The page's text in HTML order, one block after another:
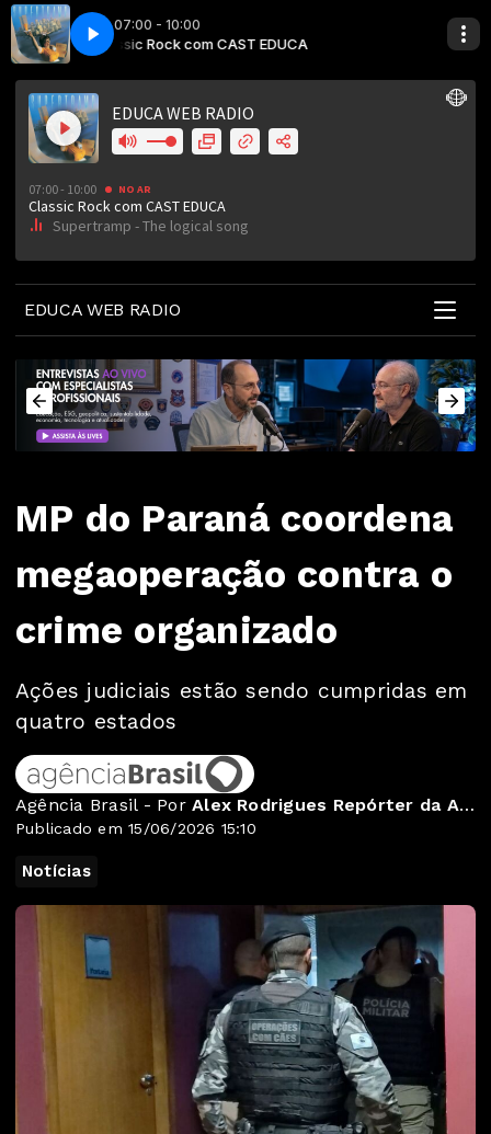
07:00 - 10:00
Classic Rock com CAST EDUCA
Supertramp - The logical song
EDUCA WEB RADIO
MP do Paraná coordena
megaoperação contra o
crime organizado
Ações judiciais estão sendo cumpridas em
quatro estados
Agência Brasil - PorAlex Rodrigues Repórter da Agência Brasil
Publicado em 15/06/2026 15:10
Notícias